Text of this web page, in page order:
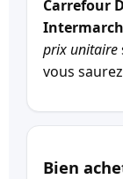
Carrefour
prix unitaire
vous
Bien